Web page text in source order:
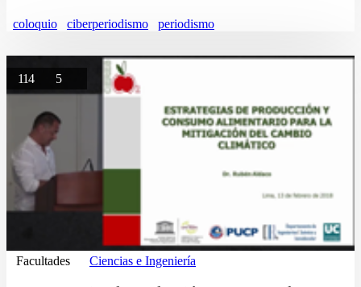
coloquio ciberperiodismo periodismo
114 5
Facultades Ciencias e Ingeniería